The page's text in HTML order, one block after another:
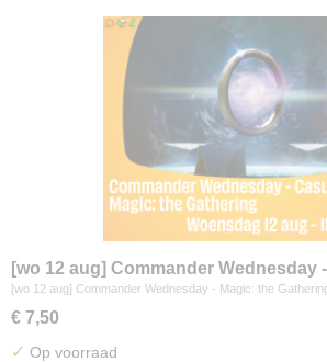
[wo 12 aug] Commander Wednesday
Gathering
[wo 12 aug] Commander Wednesday - Magic: the
€ 7,50
✓ Op voorraad